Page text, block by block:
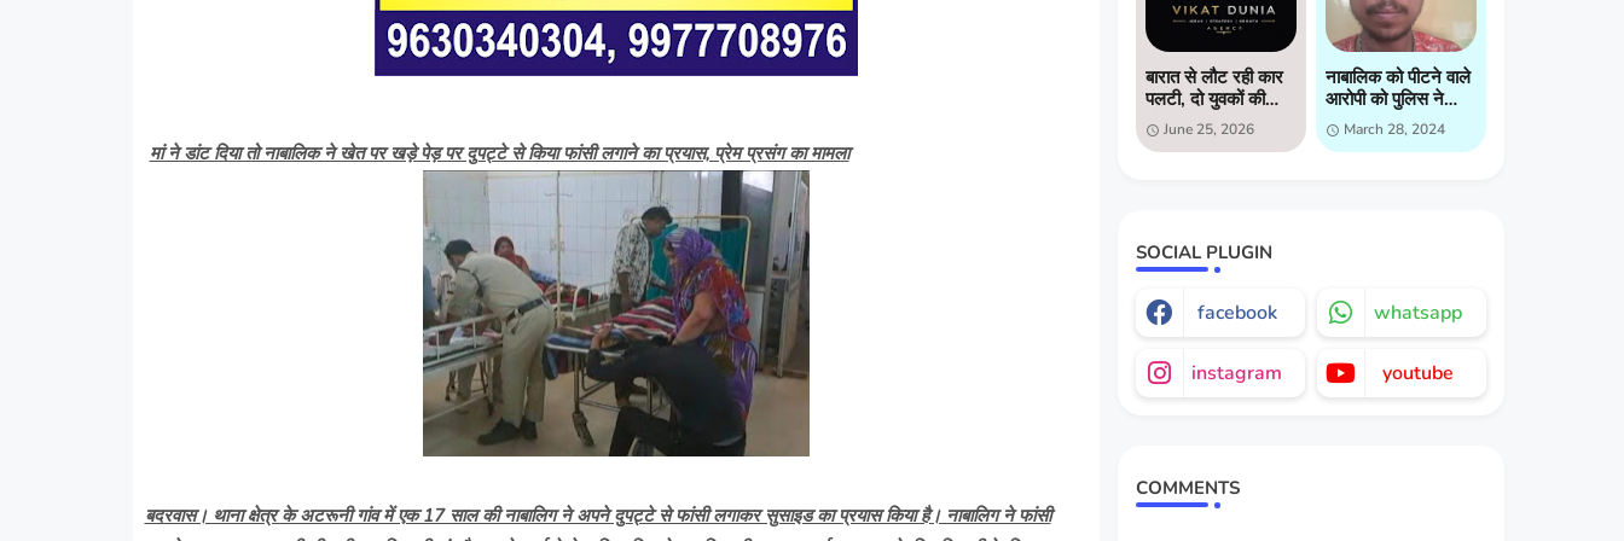
मां ने डांट दिया तो नाबालिक ने खेत पर खड़े पेड़ पर दुपट्टे से किया फांसी लगाने का प्रयास, प्रेम प्रसंग का मामला
बदरवास। थाना क्षेत्र के अटरूनी गांव में एक 17 साल की नाबालिग ने अपने दुपट्टे से फांसी लगाकर सुसाइड का प्रयास किया है। नाबालिग ने फांसी
बारात से लौट रही कार
पलटी, दो युवकों की
मौत, दो गंभीर घायल
June 25, 2026
नाबालिक को पीटने वाले
आरोपी को पुलिस ने
किया गिरप्तार
March 28, 2024
SOCIAL PLUGIN
facebook whatsapp
instagram youtube
COMMENTS